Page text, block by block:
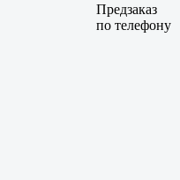
Предзаказ
по телефону